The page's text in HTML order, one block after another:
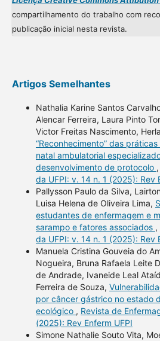
compartilhamento do trabalho com
publicação inicial nesta revista.
Artigos Semelhantes
Nathalia Karine Santos
Alencar Ferreira, Laura Pinto
Victor Freitas Nascimento,
“Reconhecimento” das
natal ambulatorial
desenvolvimento de protocolo ,
da UFPI: v. 14 n. 1 (2025): Rev
Pallysson Paulo da Silva,
Luisa Helena de Oliveira Lima,
estudantes de enfermagem e
sarampo e fatores associados ,
da UFPI: v. 14 n. 1 (2025): Rev
Manuela Cristina Gouveia do
Nogueira, Bruna Rafaela Leite
de Andrade, Ivaneide Leal
Ferreira de Souza,
por câncer gástrico no estado
ecológico , Revista de
(2025): Rev Enferm UFPI
Simone Nathalie Souto Vita,